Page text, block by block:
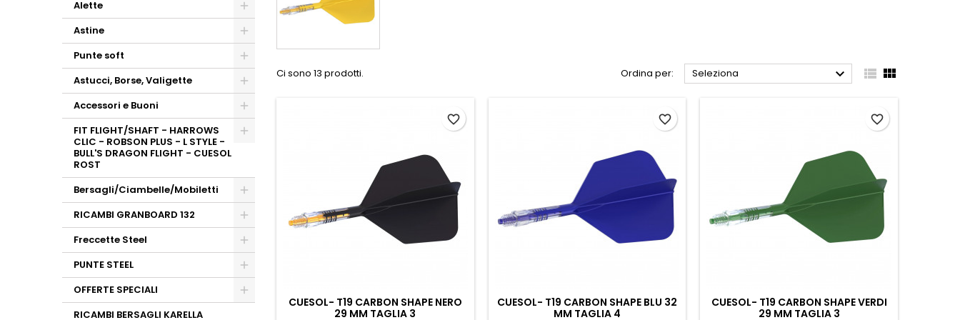
Alette
Astine
Punte soft
Astucci, Borse, Valigette
Accessori e Buoni
FIT FLIGHT/SHAFT - HARROWS
CLIC - ROBSON PLUS - L STYLE -
BULL'S DRAGON FLIGHT - CUESOL
ROST
Bersagli/Ciambelle/Mobiletti
RICAMBI GRANBOARD 132
Freccette Steel
PUNTE STEEL
OFFERTE SPECIALI
RICAMBI BERSAGLI KARELLA
Ci sono 13 prodotti. Ordina per: Seleziona   
CUESOL- T19 CARBON SHAPE NERO
29 MM TAGLIA 3
favorite_border
CUESOL- T19 CARBON SHAPE BLU 32
MM TAGLIA 4
favorite_border
CUESOL- T19 CARBON SHAPE VERDI
29 MM TAGLIA 3
favorite_border